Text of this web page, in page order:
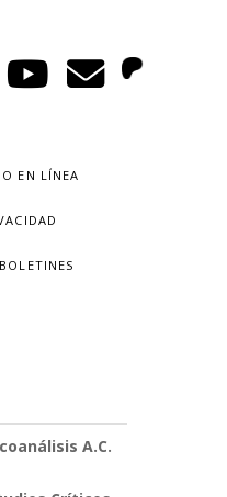
EN LÍNEA
A.C.